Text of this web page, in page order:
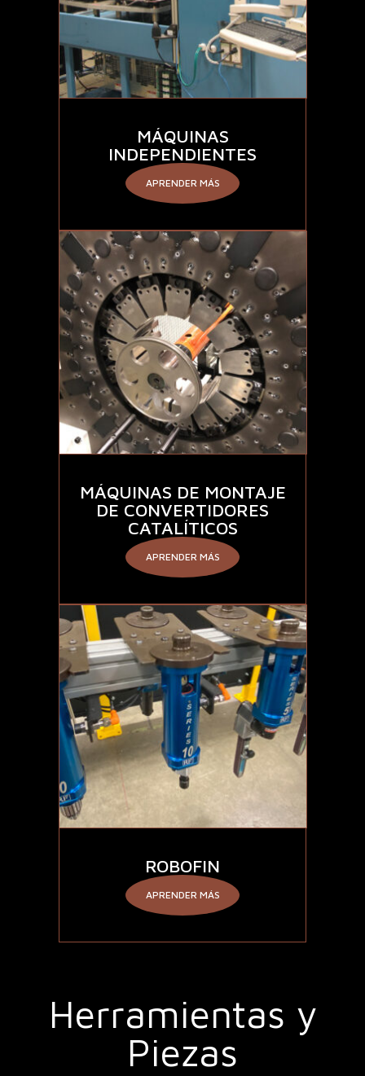
MÁQUINAS
INDEPENDIENTES
APRENDER MÁS
MÁQUINAS DE MONTAJE
DE CONVERTIDORES
CATALÍTICOS
APRENDER MÁS
ROBOFIN
APRENDER MÁS
Herramientas y
Piezas